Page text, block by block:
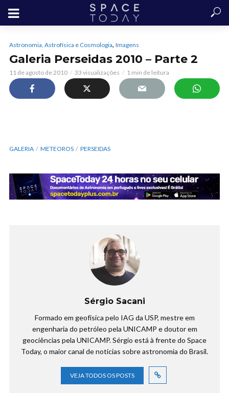
Astronomia, Astrofísica e Cosmologia, Imagens
Galeria Perseidas 2010 – Parte 2
11 de agosto de 2010 33 visualizações 1 min de leitura
GALERIA METEOROS PERSEIDAS
Sérgio Sacani
Formado em geofísica pelo IAG da USP, mestre em
engenharia do petróleo pela UNICAMP e doutor em
geociências pela UNICAMP. Sérgio está à frente do Space
Today, o maior canal de notícias sobre astronomia do Brasil.
VEJA TODOS OS POSTS